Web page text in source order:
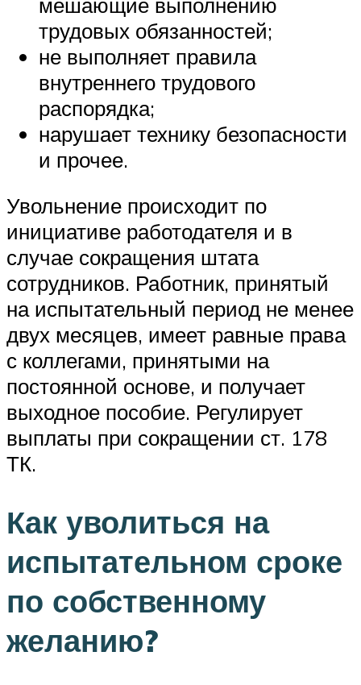
трудовых обязанностей;
не выполняет правила
внутреннего трудового
распорядка;
нарушает технику безопасности
и прочее.
Увольнение происходит по
инициативе работодателя и в
случае сокращения штата
сотрудников. Работник, принятый
на испытательный период не менее
двух месяцев, имеет равные права
с коллегами, принятыми на
постоянной основе, и получает
выходное пособие. Регулирует
выплаты при сокращении ст. 178
ТК.
Как уволиться на
испытательном сроке
по собственному
желанию?